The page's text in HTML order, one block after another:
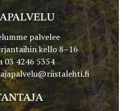
palvelee
kello 8–16
03 4246 5354